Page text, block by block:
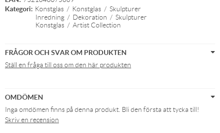
Kategori: Konstglas / Konstglas / Skulpturer
Inredning / Dekoration / Skulpturer
Konstglas / Artist Collection
FRÅGOR OCH SVAR OM PRODUKTEN
Ställ en fråga till oss om den här produkten
OMDÖMEN
Inga omdömen finns på denna produkt. Bli den första att tycka till!
Skriv en recension